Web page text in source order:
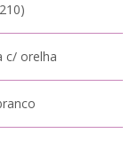
c/ orelha